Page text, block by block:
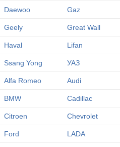
Daewoo Gaz
Geely Great Wall
Haval Lifan
Ssang Yong УАЗ
Alfa Romeo Audi
BMW Cadillac
Citroen Chevrolet
Ford LADA